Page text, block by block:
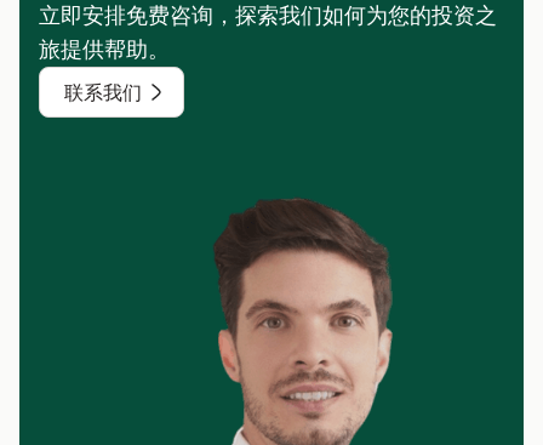
立即安排免费咨询，探索我们如何为您的投资之
旅提供帮助。
联系我们